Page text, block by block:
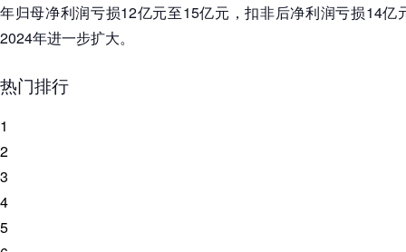
年归母净利润亏损12亿元至15亿元，扣非后净利润亏损14亿
2024年进一步扩大。
热门排行
1
2
3
4
5